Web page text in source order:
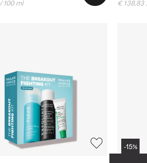
100 ml € 138,83
-15%